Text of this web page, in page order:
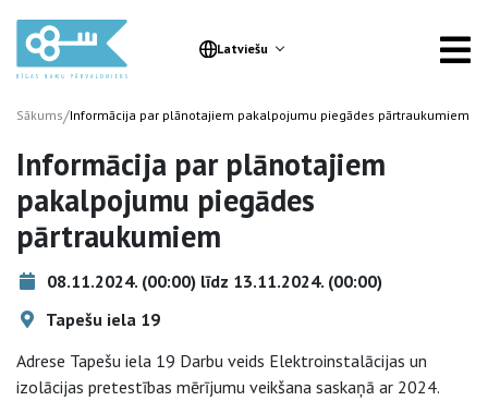
Latviešu
Sākums/Informācija par plānotajiem pakalpojumu piegādes pārtraukumiem
Informācija par plānotajiem
pakalpojumu piegādes
pārtraukumiem
08.11.2024. (00:00) līdz 13.11.2024. (00:00)
Tapešu iela 19
Adrese Tapešu iela 19 Darbu veids Elektroinstalācijas un
izolācijas pretestības mērījumu veikšana saskaņā ar 2024.